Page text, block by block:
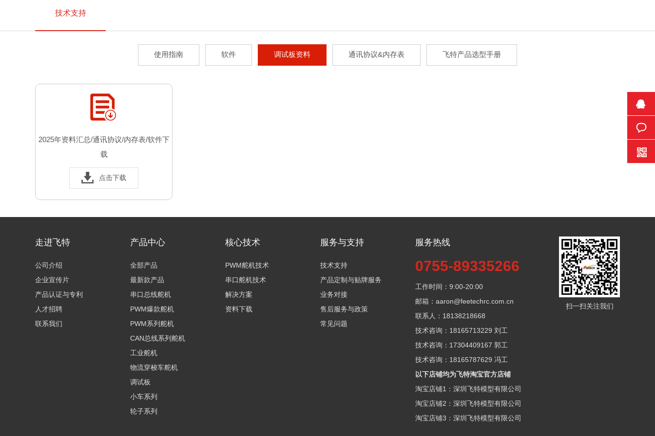
技术支持
使用指南 软件 调试板资料 通讯协议&内存表 飞特产品选型手册
2025年资料汇总/通讯协议/内存表/软件下
载
点击下载
走进飞特
公司介绍
企业宣传片
产品认证与专利
人才招聘
联系我们
产品中心
全部产品
最新款产品
串口总线舵机
PWM爆款舵机
PWM系列舵机
CAN总线系列舵机
工业舵机
物流穿梭车舵机
调试板
小车系列
轮子系列
核心技术
PWM舵机技术
串口舵机技术
解决方案
资料下载
服务与支持
技术支持
产品定制与贴牌服务
业务对接
售后服务与政策
常见问题
服务热线
0755-89335266
工作时间：9:00-20:00
邮箱：aaron@feetechrc.com.cn
联系人：18138218668
技术咨询：18165713229 刘工
技术咨询：17304409167 郭工
技术咨询：18165787629 冯工
以下店铺均为飞特淘宝官方店铺
淘宝店铺1：深圳飞特模型有限公司
淘宝店铺2：深圳飞特模型有限公司
淘宝店铺3：深圳飞特模型有限公司
扫一扫关注我们